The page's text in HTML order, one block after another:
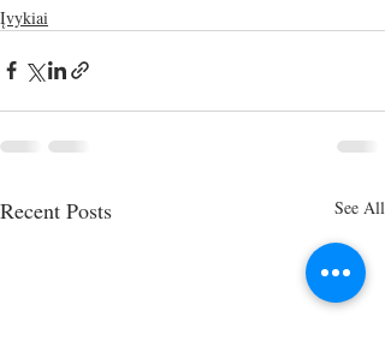
Įvykiai
Recent Posts See All